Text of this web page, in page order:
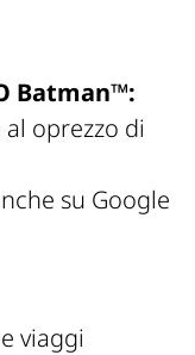
Batman™:
oprezzo di
su Google
viaggi